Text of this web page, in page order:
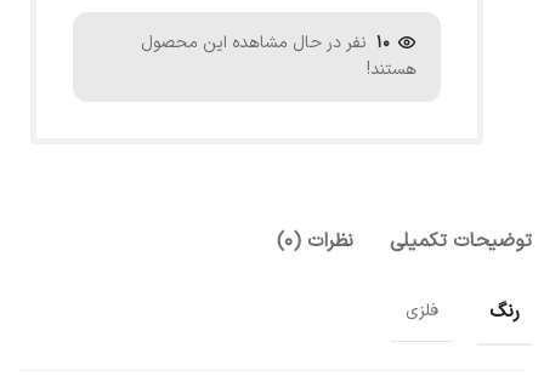
10 نفر در حال مشاهده این محصول
هستند!
توضیحات تکمیلی نظرات (0)
رنگ فلزی